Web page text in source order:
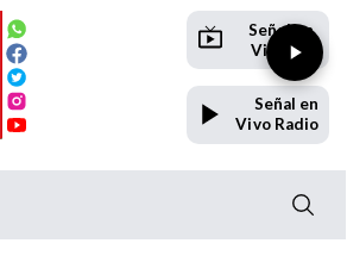
Señal en
Vivo TV
Señal en
Vivo Radio